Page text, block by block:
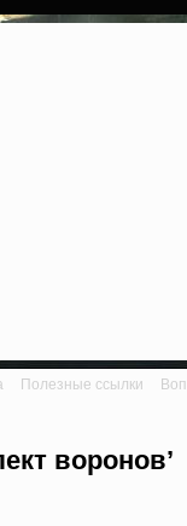
Полезные ссылки
воронов’